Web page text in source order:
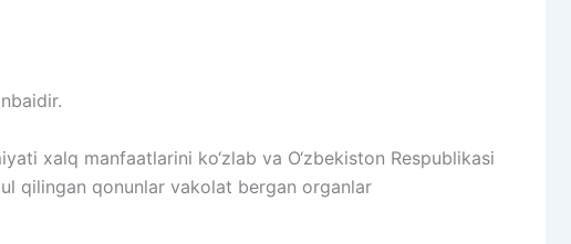
xalq manfaatlarini ko‘zlab va O‘zbekiston Respublikasi
qilingan qonunlar vakolat bergan organlar